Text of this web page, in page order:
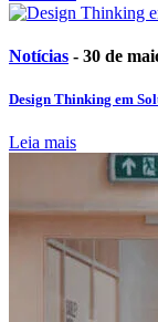
Notícias - 30 de
Design Thinking em
Leia mais